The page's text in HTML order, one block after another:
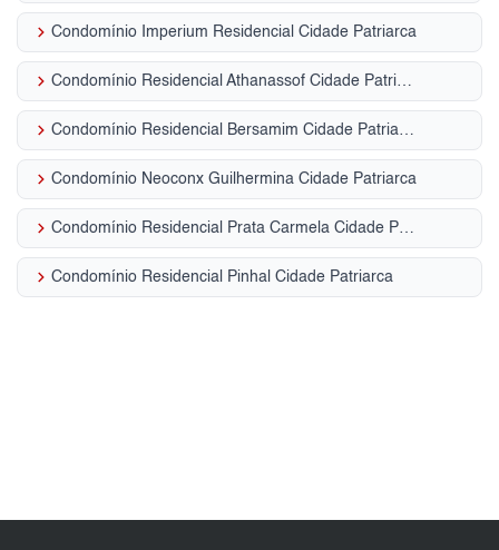
keyboard_arrow_right Condomínio Imperium Residencial Cidade Patriarca
keyboard_arrow_right Condomínio Residencial Athanassof Cidade Patriarca
keyboard_arrow_right Condomínio Residencial Bersamim Cidade Patriarca
keyboard_arrow_right Condomínio Neoconx Guilhermina Cidade Patriarca
keyboard_arrow_right Condomínio Residencial Prata Carmela Cidade Patriarca
keyboard_arrow_right Condomínio Residencial Pinhal Cidade Patriarca